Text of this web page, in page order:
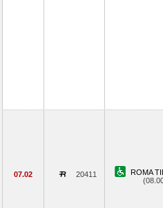
07.02 20411
ROMA